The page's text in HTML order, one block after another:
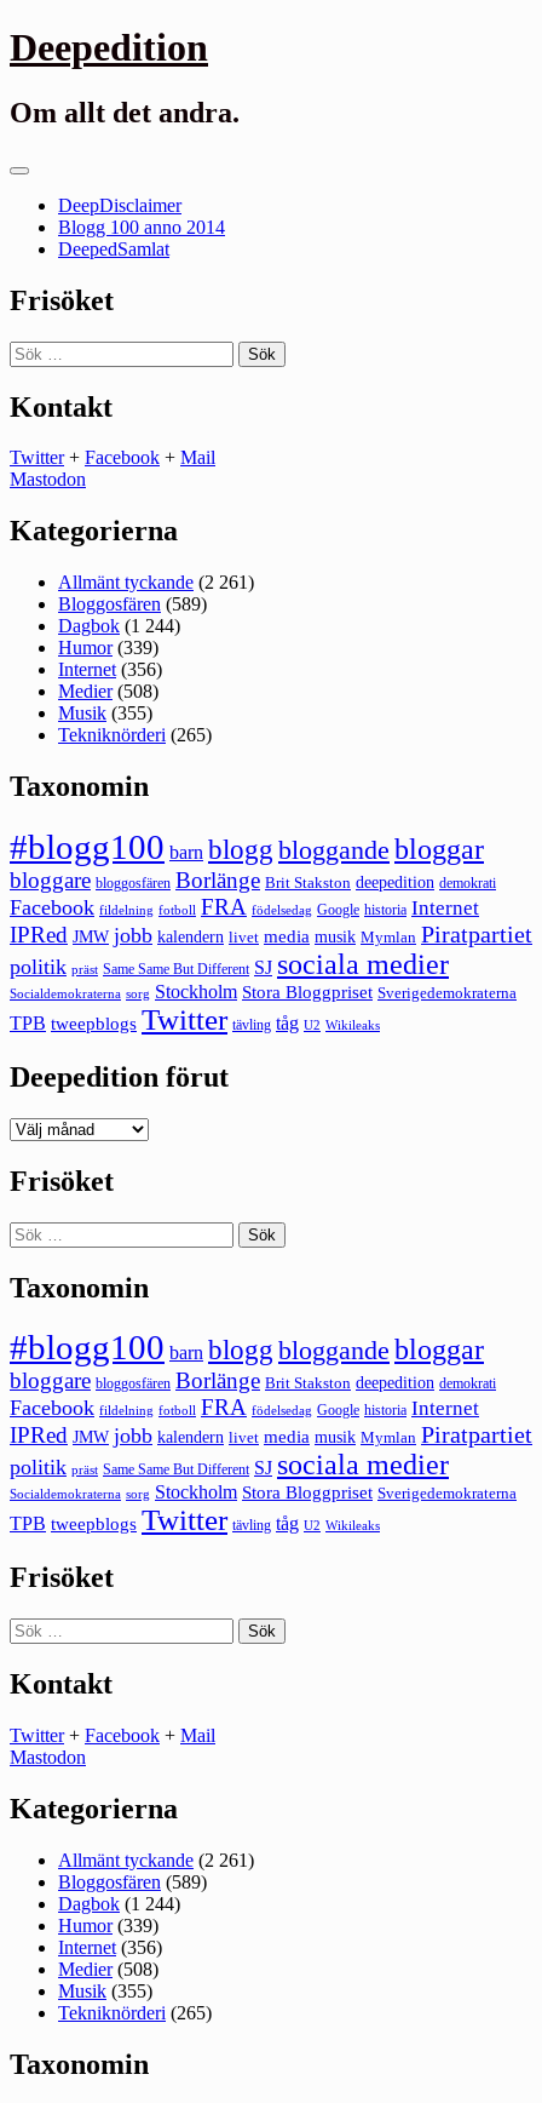
Gå
till
Deepedition
Om allt det andra.
Primär
DeepDisclaimer
Blogg 100 anno 2014
DeepedSamlat
Frisöket
Sök
efter:
Kontakt
Twitter+ Facebook + Mail
Mastodon
Kategorierna
Allmänt tyckande (2 261)
Bloggosfären (589)
Dagbok (1 244)
Humor(339)
Internet (356)
Medier(508)
Musik (355)
Tekniknörderi (265)
Taxonomin
#blogg100 barn blogg bloggande bloggar
bloggare bloggosfären Borlänge Brit Stakston deepedition demokrati
Facebook fildelning fotboll FRA födelsedag Google historia Internet
IPRed JMW jobb kalendern livet media musik Mymlan Piratpartiet
politik präst Same Same But Different SJ sociala medier
Socialdemokraterna sorg Stockholm Stora Bloggpriset Sverigedemokraterna
TPB tweepblogs Twitter tävling tåg U2 Wikileaks
Deepedition förut
Deepedition
Frisöket
Sök
efter:
Taxonomin
#blogg100 barn blogg bloggande bloggar
bloggare bloggosfären Borlänge Brit Stakston deepedition demokrati
Facebook fildelning fotboll FRA födelsedag Google historia Internet
IPRed JMW jobb kalendern livet media musik Mymlan Piratpartiet
politik präst Same Same But Different SJ sociala medier
Socialdemokraterna sorg Stockholm Stora Bloggpriset Sverigedemokraterna
TPB tweepblogs Twitter tävling tåg U2 Wikileaks
Frisöket
Sök
efter:
Kontakt
Twitter+ Facebook + Mail
Mastodon
Kategorierna
Allmänt tyckande (2 261)
Bloggosfären (589)
Dagbok (1 244)
Humor(339)
Internet (356)
Medier(508)
Musik (355)
Tekniknörderi (265)
Taxonomin